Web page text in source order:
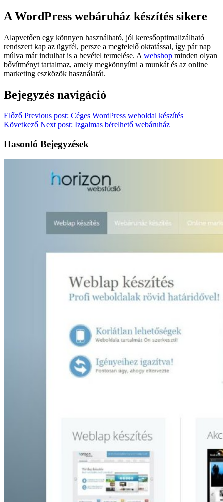
A WordPress webáruház készítés sikere
Alapvetően egy könnyen használható, jól keresőoptimalizálható
rendszert kap az ügyfél, persze a megfelelő oktatással, így pár nap
múlva már indulhat is a bevétel termelése. A webshop minden olyan
bővítményt tartalmaz, amely megkönnyítni a munkát és az online
marketing eszközök használatát.
Bejegyzés navigáció
Előző Previous post: Céges WordPress weboldal készítés
Következő Next post: Izgalmas bérelhető webáruház
Hasonló Bejegyzések